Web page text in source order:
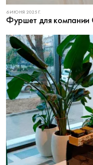
6 ИЮНЯ 2025 Г.
Фуршет для компании